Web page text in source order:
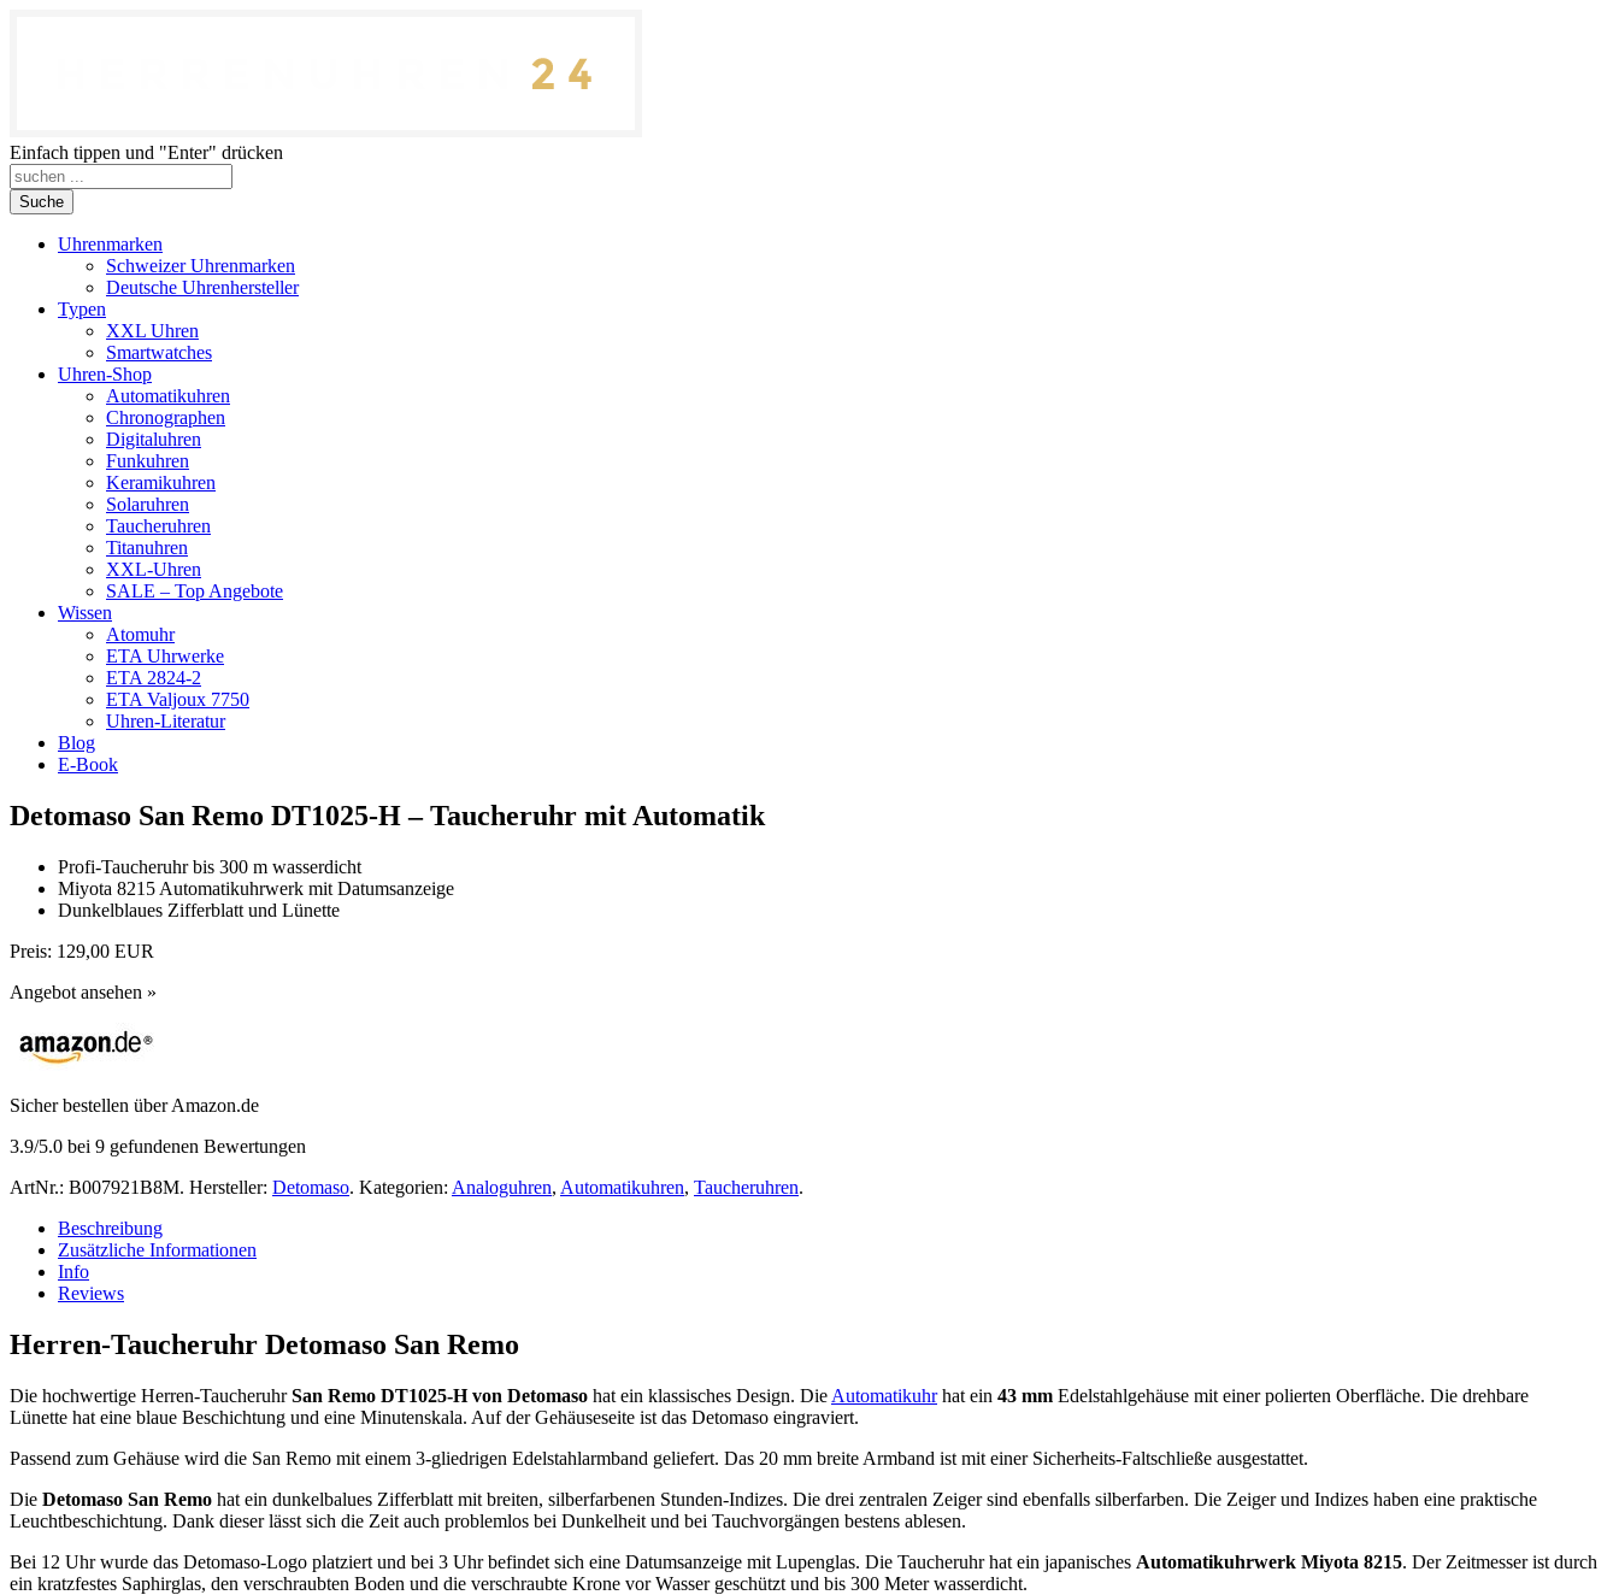
Einfach tippen und "Enter" drücken
Suche
Uhrenmarken
Schweizer Uhrenmarken
Deutsche Uhrenhersteller
Typen
XXL Uhren
Smartwatches
Uhren-Shop
Automatikuhren
Chronographen
Digitaluhren
Funkuhren
Keramikuhren
Solaruhren
Taucheruhren
Titanuhren
XXL-Uhren
SALE – Top Angebote
Wissen
Atomuhr
ETA Uhrwerke
ETA 2824-2
ETA Valjoux 7750
Uhren-Literatur
Blog
E-Book
Detomaso San Remo DT1025-H – Taucheruhr mit Automatik
Profi-Taucheruhr bis 300 m wasserdicht
Miyota 8215 Automatikuhrwerk mit Datumsanzeige
Dunkelblaues Zifferblatt und Lünette
Preis: 129,00 EUR
Angebot ansehen »
Sicher bestellen über Amazon.de
3.9/5.0 bei 9 gefundenen Bewertungen
ArtNr.: B007921B8M. Hersteller: Detomaso. Kategorien: Analoguhren, Automatikuhren, Taucheruhren.
Beschreibung
Zusätzliche Informationen
Info
Reviews
Herren-Taucheruhr Detomaso San Remo
Die hochwertige Herren-TaucheruhrSan Remo DT1025-H von Detomaso hat ein klassisches Design. Die Automatikuhrhat ein 43 mm Edelstahlgehäuse mit einer polierten Oberfläche. Die drehbare
Lünette hat eine blaue Beschichtung und eine Minutenskala. Auf der Gehäuseseite ist das Detomaso eingraviert.
Passend zum Gehäuse wird die San Remo mit einem 3-gliedrigen Edelstahlarmband geliefert. Das 20 mm breite Armband ist mit einer Sicherheits-Faltschließe ausgestattet.
Die Detomaso San Remo hat ein dunkelbalues Zifferblatt mit breiten, silberfarbenen Stunden-Indizes. Die drei zentralen Zeiger sind ebenfalls silberfarben. Die Zeiger und Indizes haben eine praktische
Leuchtbeschichtung. Dank dieser lässt sich die Zeit auch problemlos bei Dunkelheit und bei Tauchvorgängen bestens ablesen.
Bei 12 Uhr wurde das Detomaso-Logo platziert und bei 3 Uhr befindet sich eine Datumsanzeige mit Lupenglas. Die Taucheruhr hat ein japanisches Automatikuhrwerk Miyota 8215. Der Zeitmesser ist durch
ein kratzfestes Saphirglas, den verschraubten Boden und die verschraubte Krone vor Wasser geschützt und bis 300 Meter wasserdicht.